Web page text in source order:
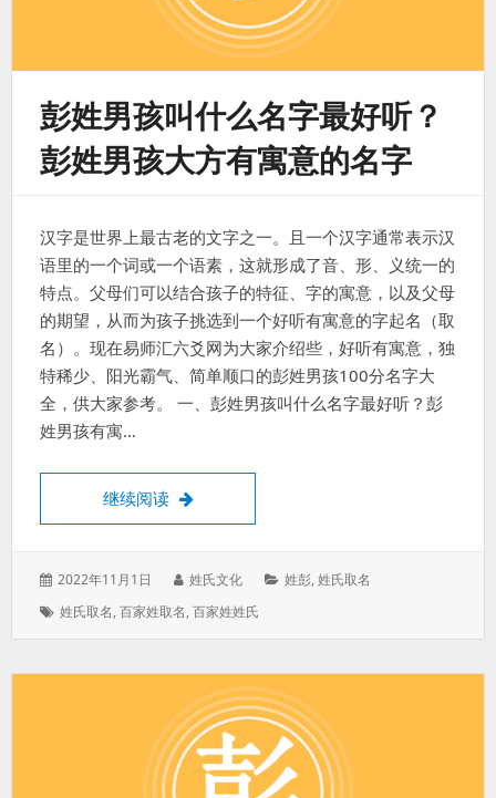
彭姓男孩叫什么名字最好听？
彭姓男孩大方有寓意的名字
汉字是世界上最古老的文字之一。且一个汉字通常表示汉
语里的一个词或一个语素，这就形成了音、形、义统一的
特点。父母们可以结合孩子的特征、字的寓意，以及父母
的期望，从而为孩子挑选到一个好听有寓意的字起名（取
名）。现在易师汇六爻网为大家介绍些，好听有寓意，独
特稀少、阳光霸气、简单顺口的彭姓男孩100分名字大
全，供大家参考。 一、彭姓男孩叫什么名字最好听？彭
姓男孩有寓…
继续阅读 彭姓男孩叫什么名字最好听？彭姓男孩大方
发
于：
2022年11月1日
作
姓氏文化
分
姓彭,姓氏取名
标
姓氏取名,百家姓取名,百家姓姓氏